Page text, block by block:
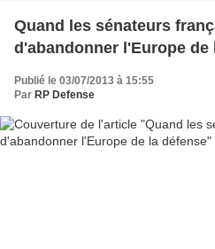
Quand les sénateurs
d'abandonner l'Europe de
Publié le 03/07/2013 à 15:55
Par RP Defense